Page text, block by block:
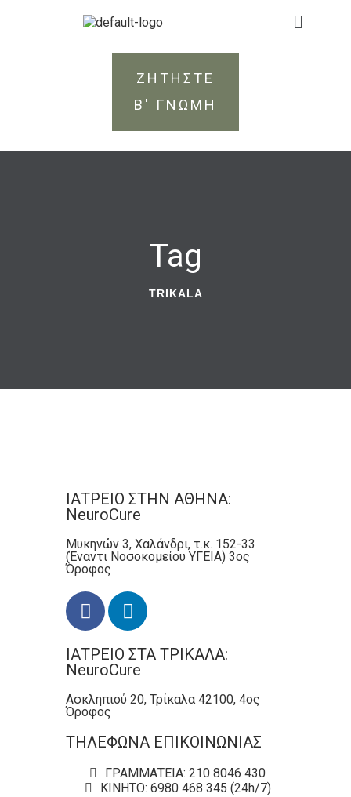
ΖΗΤΗΣΤΕ
Β' ΓΝΩΜΗ
Tag
TRIKALA
ΙΑΤΡΕΙΟ ΣΤΗΝ ΑΘΗΝΑ:
NeuroCure
Μυκηνών 3, Χαλάνδρι, τ.κ. 152-33
(Έναντι Νοσοκομείου ΥΓΕΙΑ) 3ος
Όροφος
ΙΑΤΡΕΙΟ ΣΤΑ ΤΡΙΚΑΛΑ:
NeuroCure
Ασκληπιού 20, Τρίκαλα 42100, 4ος
Όροφος
ΤΗΛΕΦΩΝΑ ΕΠΙΚΟΙΝΩΝΙΑΣ
ΓΡΑΜΜΑΤΕΙΑ: 210 8046 430
ΚΙΝΗΤΟ: 6980 468 345 (24h/7)